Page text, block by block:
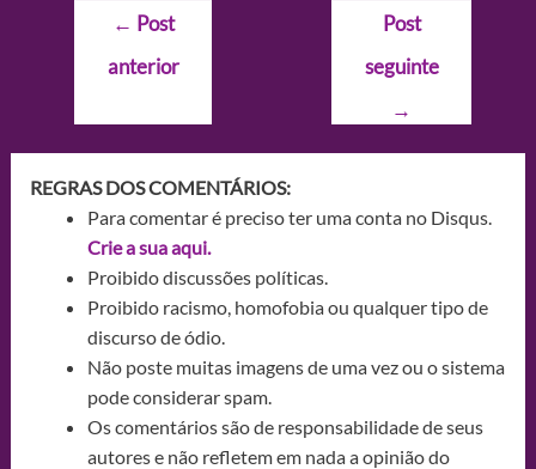
Navegação
Post
← Post
anterior
Post
seguinte
→
REGRAS DOS COMENTÁRIOS:
Para comentar é preciso ter uma conta no Disqus.
Crie a sua aqui.
Proibido discussões políticas.
Proibido racismo, homofobia ou qualquer tipo de
discurso de ódio.
Não poste muitas imagens de uma vez ou o sistema
pode considerar spam.
Os comentários são de responsabilidade de seus
autores e não refletem em nada a opinião do